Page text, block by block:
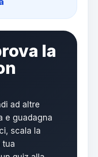
la
ad altre
e guadagna
scala la
tua